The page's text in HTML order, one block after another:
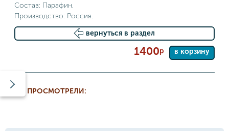
Состав: Парафин.
Производство: Россия.
вернуться в раздел
1400р в корзину
ВЫ ПРОСМОТРЕЛИ: